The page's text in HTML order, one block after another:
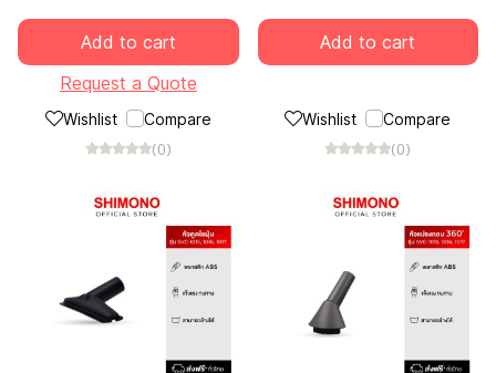
Add to cart
Request a Quote
Wishlist Compare
(0)
Add to cart
Wishlist Compare
(0)